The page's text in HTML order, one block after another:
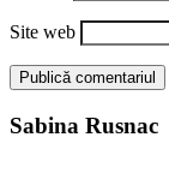
Site web
Sabina Rusnac